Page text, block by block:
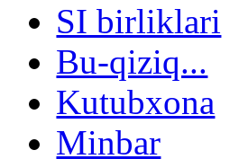
SI birliklari
Bu-qiziq...
Kutubxona
Minbar